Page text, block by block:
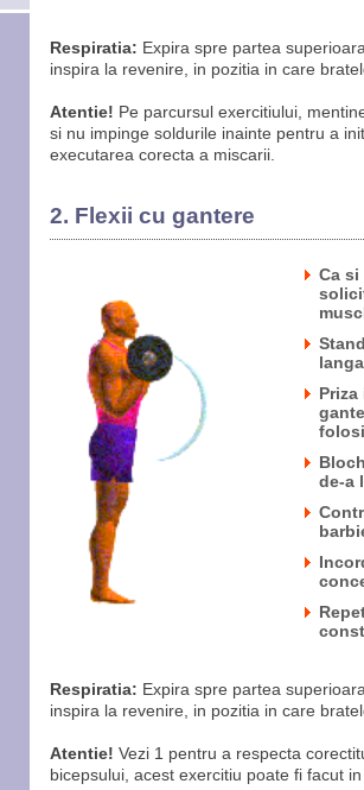
Respiratia: Expira spre partea
inspira la revenire, in pozitia in care
Atentie! Pe parcursul exercitiului,
si nu impinge soldurile inainte pentru a
executarea corecta a miscarii.
2. Flexii cu gantere
Ca
de-a
Respiratia: Expira spre partea
inspira la revenire, in pozitia in care
Atentie! Vezi 1 pentru a respecta
bicepsului, acest exercitiu poate fi facut